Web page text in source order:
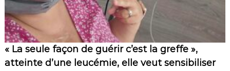
« La seule façon de guérir c’est la greffe »,
atteinte d’une leucémie, elle veut sensibiliser